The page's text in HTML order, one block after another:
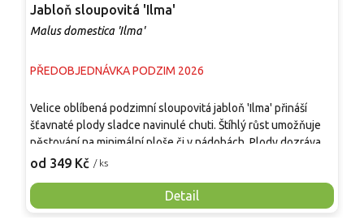
Jabloň sloupovitá 'Ilma'
Malus domestica 'Ilma'
PŘEDOBJEDNÁVKA PODZIM 2026
od 349 Kč / ks
Detail
Velice oblíbená podzimní sloupovitá jabloň 'Ilma' přináší
šťavnaté plody sladce navinulé chuti. Štíhlý růst umožňuje
pěstování na minimální ploše či v nádobách. Plody dozrávají v
září až říjnu a vynikají výbornou konzumní kvalitou. Strom je
Představuje ideální volbu pro pěstitele hledající spolehlivou
úrodu na malé zahradě nebo jako dekorativní ovocný prvek